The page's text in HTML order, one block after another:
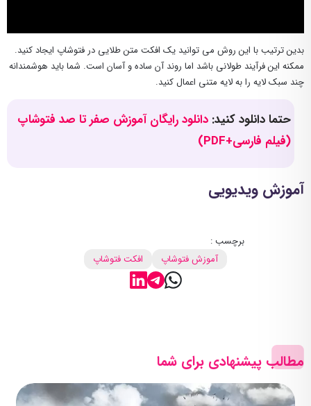
بدین ترتیب با این روش می توانید یک افکت متن طلایی در فتوشاپ ایجاد کنید.
ممکنه این فرآیند طولانی باشد اما روند آن ساده و آسان است. شما باید هوشمندانه
چند سبک لایه را به لایه متنی اعمال کنید.
حتما دانلود کنید:دانلود رایگان آموزش صفر تا صد فتوشاپ
(فیلم فارسی+PDF)
آموزش ویدیویی
برچسب :
آموزش فتوشاپ
افکت فتوشاپ
مطالب پیشنهادی برای شما